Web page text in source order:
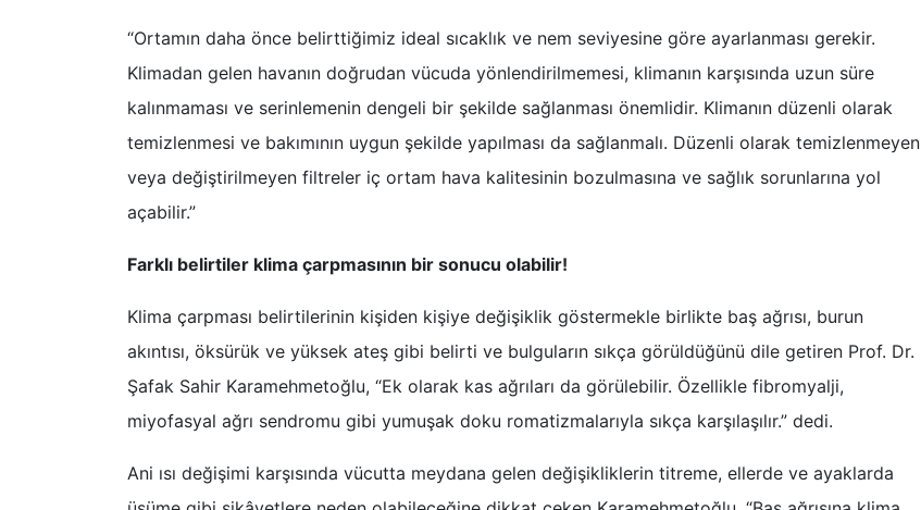
“Ortamın daha önce belirttiğimiz ideal sıcaklık ve nem seviyesine göre ayarlanması gerekir.
Klimadan gelen havanın doğrudan vücuda yönlendirilmemesi, klimanın karşısında uzun süre
kalınmaması ve serinlemenin dengeli bir şekilde sağlanması önemlidir. Klimanın düzenli olarak
temizlenmesi ve bakımının uygun şekilde yapılması da sağlanmalı. Düzenli olarak temizlenmeyen
veya değiştirilmeyen filtreler iç ortam hava kalitesinin bozulmasına ve sağlık sorunlarına yol
açabilir.”
Farklı belirtiler klima çarpmasının bir sonucu olabilir!
Klima çarpması belirtilerinin kişiden kişiye değişiklik göstermekle birlikte baş ağrısı, burun
akıntısı, öksürük ve yüksek ateş gibi belirti ve bulguların sıkça görüldüğünü dile getiren Prof. Dr.
Şafak Sahir Karamehmetoğlu, “Ek olarak kas ağrıları da görülebilir. Özellikle fibromyalji,
miyofasyal ağrı sendromu gibi yumuşak doku romatizmalarıyla sıkça karşılaşılır.” dedi.
Ani ısı değişimi karşısında vücutta meydana gelen değişikliklerin titreme, ellerde ve ayaklarda